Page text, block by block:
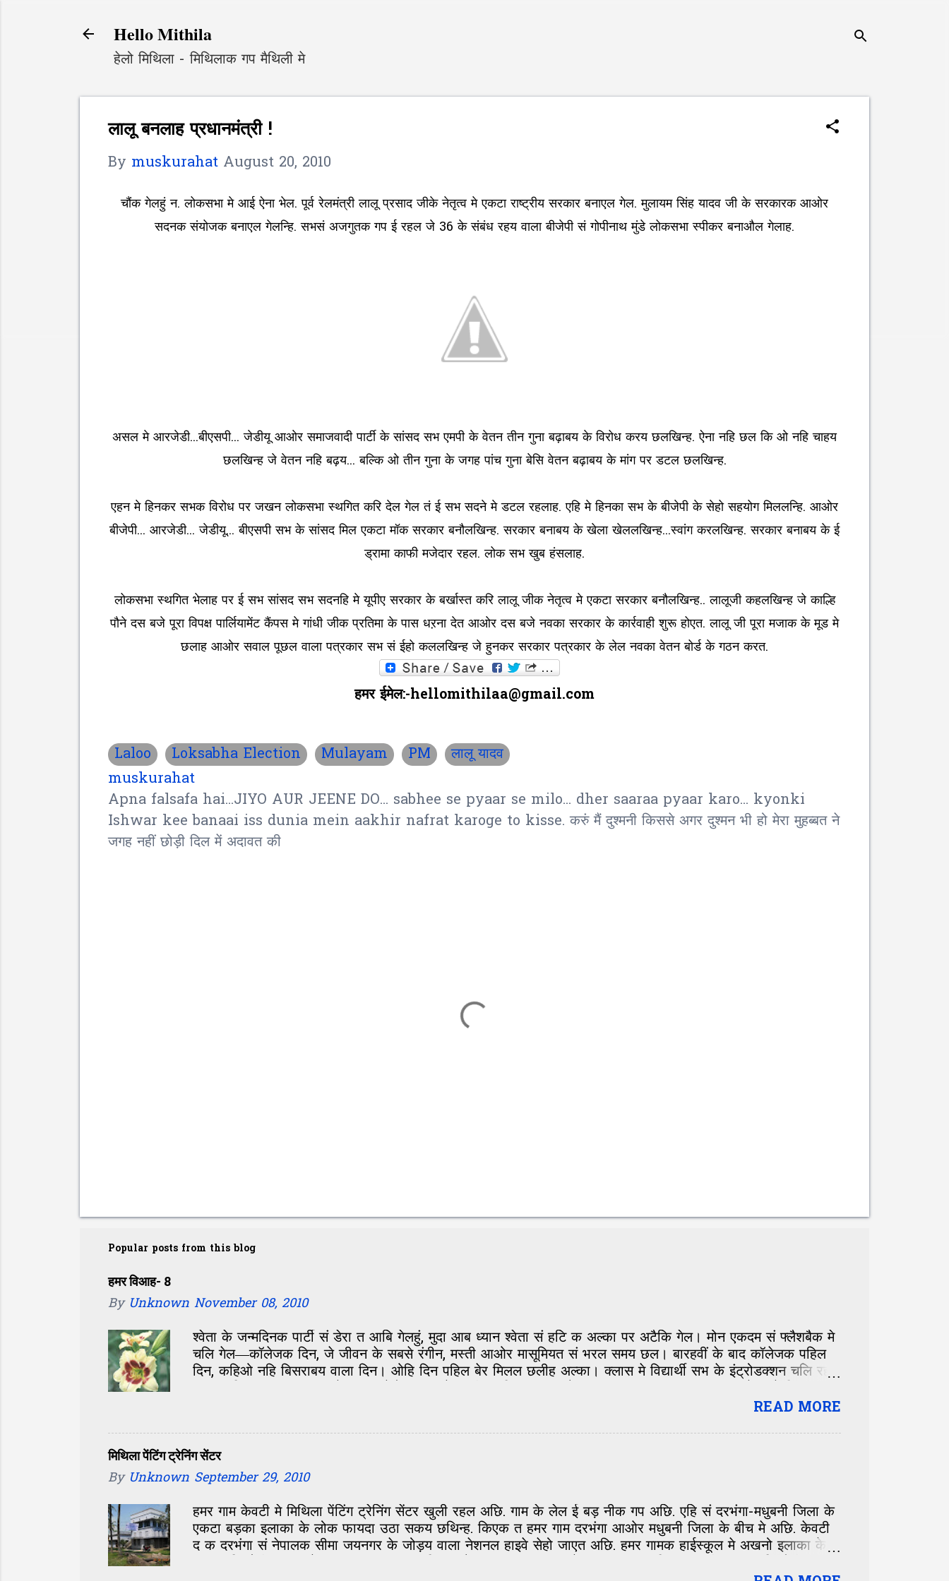
Hello Mithila
हेलो मिथिला - मिथिलाक गप मैथिली मे
लालू बनलाह प्रधानमंत्री !
By muskurahat August 20, 2010
चौंक गेलहुं न. लोकसभा मे आई ऐना भेल. पूर्व रेलमंत्री लालू प्रसाद जीके नेतृत्व मे एकटा राष्ट्रीय सरकार बनाएल गेल. मुलायम सिंह यादव जी के सरकारक आओर
सदनक संयोजक बनाएल गेलन्हि. सभसं अजगुतक गप ई रहल जे 36 के संबंध रहय वाला बीजेपी सं गोपीनाथ मुंडे लोकसभा स्पीकर बनाऔल गेलाह.
असल मे आरजेडी...बीएसपी... जेडीयू आओर समाजवादी पार्टी के सांसद सभ एमपी के वेतन तीन गुना बढ़ाबय के विरोध करय छलखिन्ह. ऐना नहि छल कि ओ नहि चाहय
छलखिन्ह जे वेतन नहि बढ़य... बल्कि ओ तीन गुना के जगह पांच गुना बेसि वेतन बढ़ाबय के मांग पर डटल छलखिन्ह.
एहन मे हिनकर सभक विरोध पर जखन लोकसभा स्थगित करि देल गेल तं ई सभ सदने मे डटल रहलाह. एहि मे हिनका सभ के बीजेपी के सेहो सहयोग मिललन्हि. आओर
बीजेपी... आरजेडी... जेडीयू... बीएसपी सभ के सांसद मिल एकटा मॉक सरकार बनौलखिन्ह. सरकार बनाबय के खेला खेललखिन्ह...स्वांग करलखिन्ह. सरकार बनाबय के ई
ड्रामा काफी मजेदार रहल. लोक सभ खुब हंसलाह.
लोकसभा स्थगित भेलाह पर ई सभ सांसद सभ सदनहि मे यूपीए सरकार के बर्खास्त करि लालू जीक नेतृत्व मे एकटा सरकार बनौलखिन्ह.. लालूजी कहलखिन्ह जे काल्हि
पौने दस बजे पूरा विपक्ष पार्लियामेंट कैंपस मे गांधी जीक प्रतिमा के पास धऱना देत आओर दस बजे नवका सरकार के कार्रवाही शुरू होएत. लालू जी पूरा मजाक के मूड मे
छलाह आओर सवाल पूछल वाला पत्रकार सभ सं ईहो कललखिन्ह जे हुनकर सरकार पत्रकार के लेल नवका वेतन बोर्ड के गठन करत.
हमर ईमेल:-hellomithilaa@gmail.com
Laloo Loksabha Election Mulayam PM
लालू यादव
muskurahat
Apna falsafa hai...JIYO AUR JEENE DO... sabhee se pyaar se milo... dher saaraa pyaar karo... kyonki
Ishwar kee banaai iss dunia mein aakhir nafrat karoge to kisse. करुं मैं दुश्मनी किससे अगर दुश्मन भी हो मेरा मुहब्बत ने
जगह नहीं छोड़ी दिल में अदावत की
Popular posts from this blog
हमर विआह- 8
By Unknown November 08, 2010
श्वेता के जन्मदिनक पार्टी सं डेरा त आबि गेलहुं, मुदा आब ध्यान श्वेता सं हटि क अल्का पर अटैकि गेल। मोन एकदम सं फ्लैशबैक मे
चलि गेल—कॉलेजक दिन, जे जीवन के सबसे रंगीन, मस्ती आओर मासूमियत सं भरल समय छल। बारहवीं के बाद कॉलेजक पहिल
दिन, कहिओ नहि बिसराबय वाला दिन। ओहि दिन पहिल बेर मिलल छलीह अल्का। क्लास मे विद्यार्थी सभ के इंट्रोडक्शन चलि रहल
आओर होए छै। जखन बात अपन शहर के होए त लगाव कनि बेसि बढ़ि जाए छै। अल्का यानी मैथिल ब्यूटी, सभ सं अलग। एकदम
बोली अतेक मीठ जेना आवाज में मिश्री घुलल होए। मोन होएत छल जे एकटक दैखेत रही आ हुनका सुनिते रही। केतबो खिसिआएल
छी, अल्का के आवाज सुनि लिअ सभ शांत भ जाएत। मैथिली त ओहिना मीठ होएत अछि, मुदा अल्का के आवाज मे एकटा अलगे जादू
आ कहु सम्मोहन छल जे अहां अपना के बिसैरि हुनका मे खो जएतौं। मंदिर के घंटी जकां मन प्रसन्न करि देबय वाला। सादगी एहन
जे देखिते मुंह...
READ MORE
मिथिला पेंटिंग ट्रेनिंग सेंटर
By Unknown September 29, 2010
हमर गाम केवटी मे मिथिला पेंटिंग ट्रेनिंग सेंटर खुली रहल अछि. गाम के लेल ई बड़ नीक गप अछि. एहि सं दरभंगा-मधुबनी जिला के
एकटा बड़का इलाका के लोक फायदा उठा सकय छथिन्ह. किएक त हमर गाम दरभंगा आओर मधुबनी जिला के बीच मे अछि. केवटी
द क दरभंगा सं नेपालक सीमा जयनगर के जोड़य वाला नेशनल हाइवे सेहो जाएत अछि. हमर गामक हाईस्कूल मे अखनो इलाका के